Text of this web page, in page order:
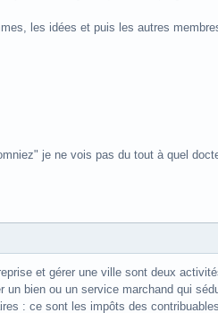
les idées et puis les autres
je ne vois pas du tout à quel
et gérer une ville sont deux
bien ou un service marchand qui
: ce sont les impôts des